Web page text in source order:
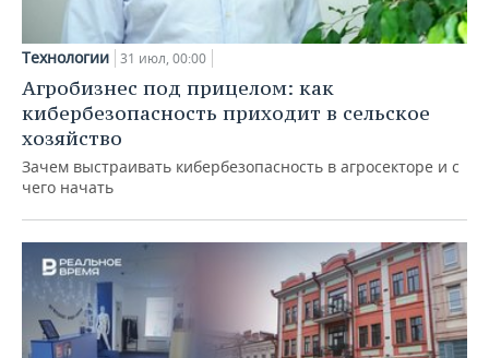
Технологии 31 июл, 00:00
Агробизнес под прицелом: как
кибербезопасность приходит в сельское
хозяйство
Зачем выстраивать кибербезопасность в агросекторе и с
чего начать